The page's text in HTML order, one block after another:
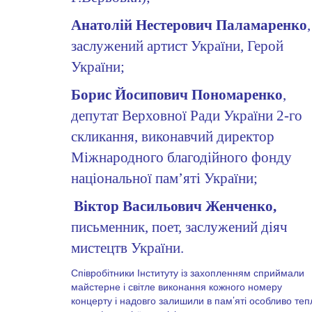
Анатолій Нестерович Паламаренко,
заслужений артист України, Герой
України;
Борис Йосипович Пономаренко,
депутат Верховної Ради України 2-го
скликання, виконавчий директор
Міжнародного благодійного фонду
національної пам’яті України;
Віктор Васильович Женченко,
письменник, поет, заслужений діяч
мистецтв України.
Співробітники Інституту із захопленням сприймали
майстерне і світле виконання кожного номеру
концерту і надовго залишили в пам’яті особливо